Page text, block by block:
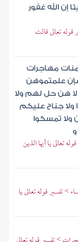
إن الله غفور
تعالى قالت
مهاجرات
علمتموهن
لا هن حل لهم ولا
جناح عليكم
ولا تمسكوا
تعالى يا أيها الذين
> تفسير قوله تعالى يا